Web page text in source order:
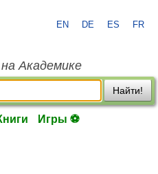
EN DE ES FR
Академике
Найти!
Игры ⚽